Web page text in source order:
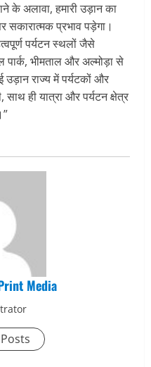
के अलावा, हमारी उड़ान का
सकारात्मक प्रभाव पड़ेगा।
पर्यटन स्थलों जैसे
पार्क, भीमताल और अल्मोड़ा से
राज्य में पर्यटकों और
साथ ही यात्रा और पर्यटन क्षेत्र
Media